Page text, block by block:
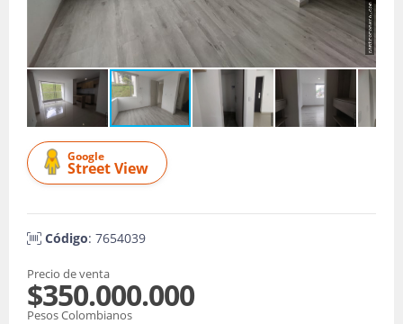
Google
Street View
Código: 7654039
Precio de venta
$350.000.000
Pesos Colombianos